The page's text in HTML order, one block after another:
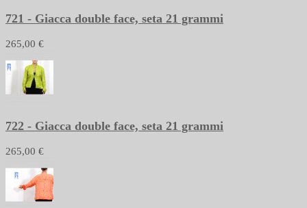
721 - Giacca double face, seta 21 grammi
265,00 €
722 - Giacca double face, seta 21 grammi
265,00 €